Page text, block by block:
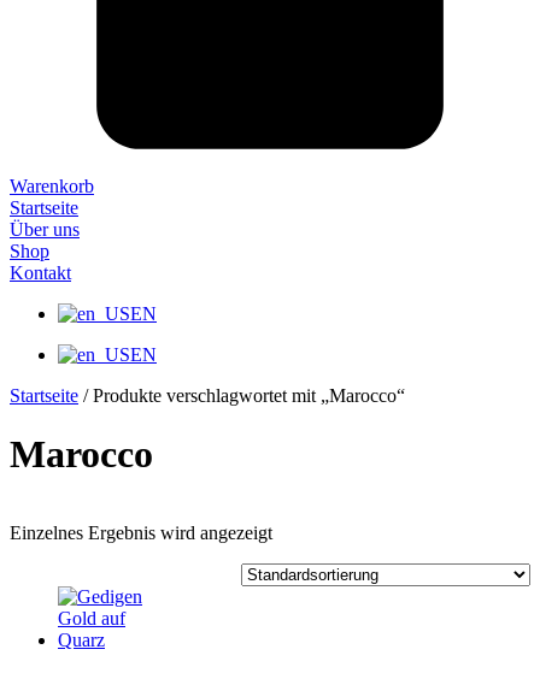
Warenkorb
Startseite
Über uns
Shop
Kontakt
EN
EN
Startseite / Produkte verschlagwortet mit „Marocco“
Marocco
Einzelnes Ergebnis wird angezeigt